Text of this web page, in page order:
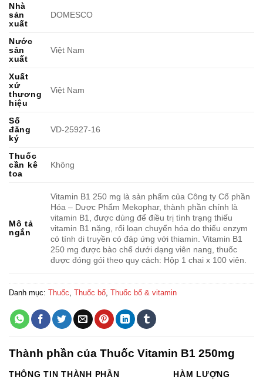
Nhà
sản
xuất
DOMESCO
Nước
sản
xuất
Việt Nam
Xuất
xứ
thương
hiệu
Việt Nam
Số
đăng
ký
VD-25927-16
Thuốc
cần kê
toa
Không
Mô tả
ngắn
Vitamin B1 250 mg là sản phẩm của Công ty Cổ phần
Hóa – Dược Phẩm Mekophar, thành phần chính là
vitamin B1, được dùng để điều trị tình trạng thiếu
vitamin B1 nặng, rối loạn chuyển hóa do thiếu enzym
có tính di truyền có đáp ứng với thiamin. Vitamin B1
250 mg được bào chế dưới dạng viên nang, thuốc
được đóng gói theo quy cách: Hộp 1 chai x 100 viên.
Danh mục: Thuốc Thuốc bổ Thuốc bổ & vitamin
Thành phần của Thuốc Vitamin B1 250mg
THÔNG TIN THÀNH PHẦN HÀM LƯỢNG